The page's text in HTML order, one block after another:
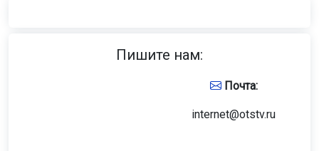
Пишите нам:
Почта:
internet@otstv.ru